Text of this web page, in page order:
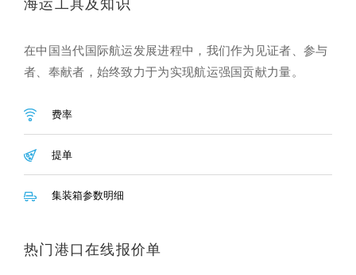
海运工具及知识
在中国当代国际航运发展进程中，我们作为见证者、参与
者、奉献者，始终致力于为实现航运强国贡献力量。
费率
提单
集装箱参数明细
热门港口在线报价单